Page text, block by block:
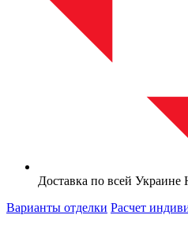
Доставка по всей Украине
Варианты отделки Расчет